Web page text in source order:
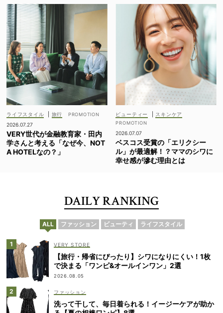
ライフスタイル
旅行
2026.07.27
VERY世代が金融教育家・田内
学さんと考える「なぜ今、NOT
A HOTELなの？」
ビューティー スキンケア
2026.07.07
ベスコス受賞の「エリクシー
ル」が最適解！？ママのシワに
幸せ感が滲む理由とは
DAILY RANKING
ALL ファッション ビューティ ライフスタイル
VERY STORE
【旅行・帰省にぴったり】シワになりにくい！1枚
で決まる「ワンピ&オールインワン」2選
2026.08.05
ファッション
洗って干して、毎日着られる！イージーケアが助か